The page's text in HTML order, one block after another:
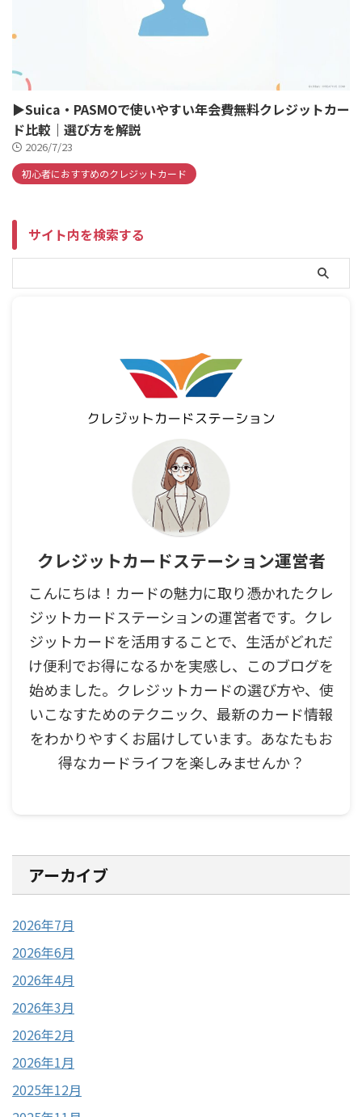
▶Suica・PASMOで使いやすい年会費無料クレジットカー
ド比較｜選び方を解説
2026/7/23
初心者におすすめのクレジットカード
サイト内を検索する
クレジットカードステーション運営者
こんにちは！カードの魅力に取り憑かれたクレ
ジットカードステーションの運営者です。クレ
ジットカードを活用することで、生活がどれだ
け便利でお得になるかを実感し、このブログを
始めました。クレジットカードの選び方や、使
いこなすためのテクニック、最新のカード情報
をわかりやすくお届けしています。あなたもお
得なカードライフを楽しみませんか？
アーカイブ
2026年7月
2026年6月
2026年4月
2026年3月
2026年2月
2026年1月
2025年12月